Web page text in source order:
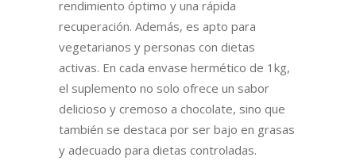
rendimiento óptimo y una rápida
recuperación. Además, es apto para
vegetarianos y personas con dietas
activas. En cada envase hermético de 1kg,
el suplemento no solo ofrece un sabor
delicioso y cremoso a chocolate, sino que
también se destaca por ser bajo en grasas
y adecuado para dietas controladas.